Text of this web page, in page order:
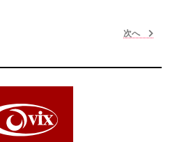
次へ